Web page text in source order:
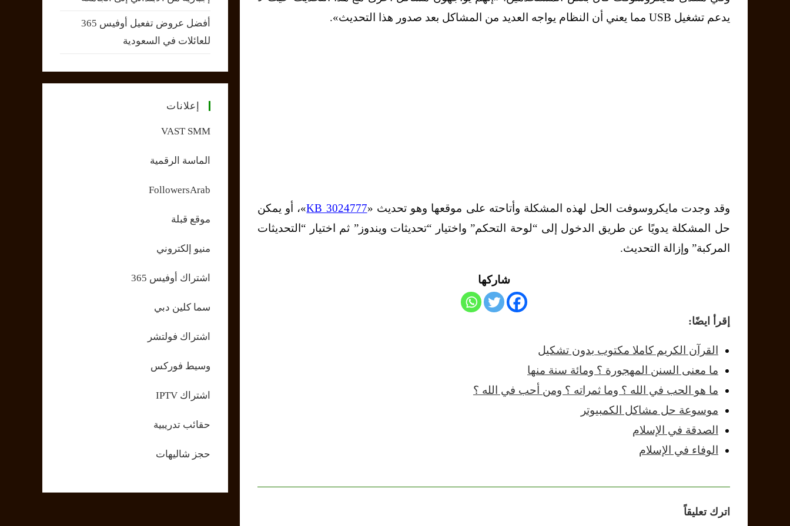
يدعم تشغيل USB مما يعني أن النظام يواجه العديد من المشاكل بعد صدور هذا التحديث».
وقد وجدت مايكروسوفت الحل لهذه المشكلة وأتاحته على موقعها وهو تحديث «KB 3024777»، أو يمكن
حل المشكلة يدويًا عن طريق الدخول إلى “لوحة التحكم” واختيار “تحديثات ويندوز” ثم اختيار “التحديثات
المركبة” وإزالة التحديث.
شاركها
إقرأ ايضًا:
القرآن الكريم كاملا مكتوب بدون تشكيل
ما معنى السنن المهجورة ؟ ومائة سنة منها
ما هو الحب في الله ؟ وما ثمراته ؟ ومن أحب في الله ؟
موسوعة حل مشاكل الكمبيوتر
الصدقة في الإسلام
الوفاء في الإسلام
اترك تعليقاً
أفضل عروض تفعيل أوفيس 365
للعائلات في السعودية
إعلانات
VAST SMM
الماسة الرقمية
FollowersArab
موقع قبلة
منيو إلكتروني
اشتراك أوفيس 365
سما كلين دبي
اشتراك فولتشر
وسيط فوركس
اشتراك IPTV
حقائب تدريبية
حجز شاليهات